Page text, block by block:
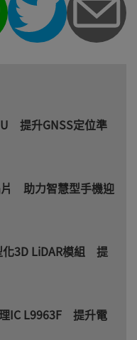
提升GNSS定位準
片 助力智慧型手機迎
化3D LiDAR模組 提
IC L9963F 提升電